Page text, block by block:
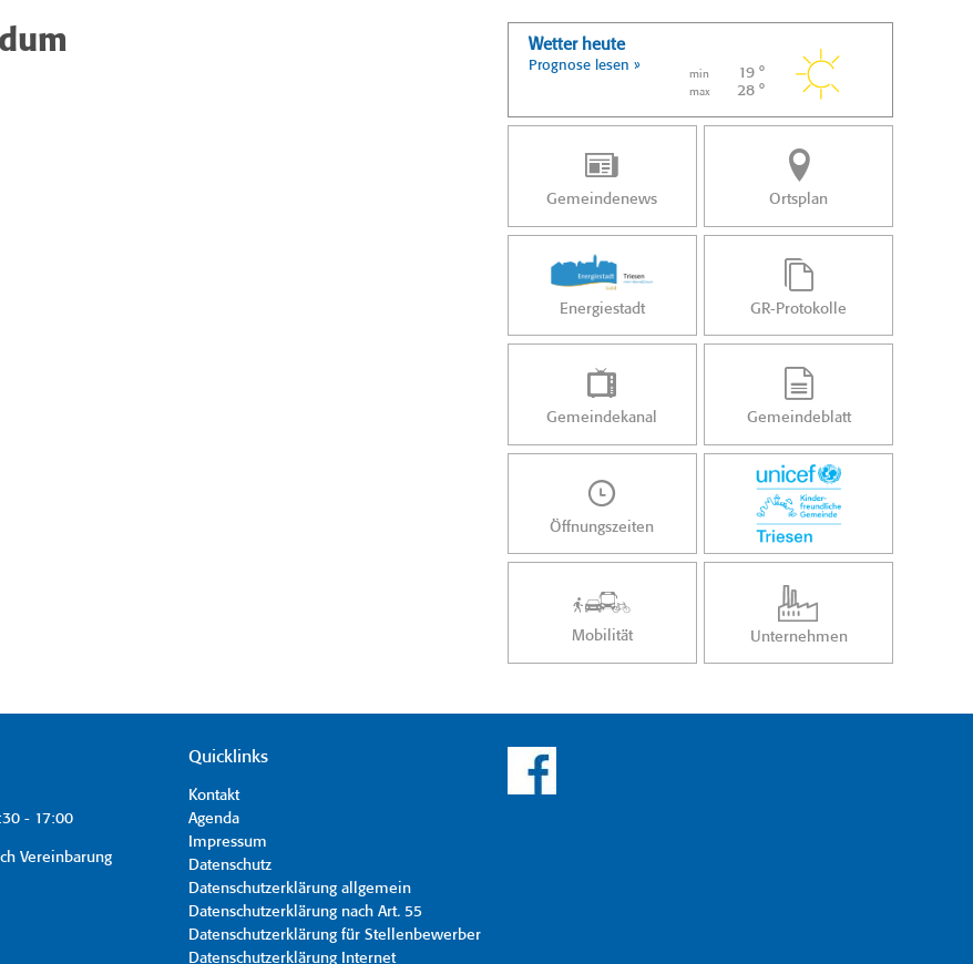
Wetter heute
Prognose lesen »
min 19 °
max 28 °
Gemeindenews Ortsplan
Energiestadt GR-Protokolle
Gemeindekanal Gemeindeblatt
Öffnungszeiten
Mobilität Unternehmen
- 17:00
Vereinbarung
Quicklinks
Kontakt
Agenda
Impressum
Datenschutz
Datenschutzerklärung allgemein
Datenschutzerklärung nach Art. 55
Datenschutzerklärung für Stellenbewerber
Datenschutzerklärung Internet